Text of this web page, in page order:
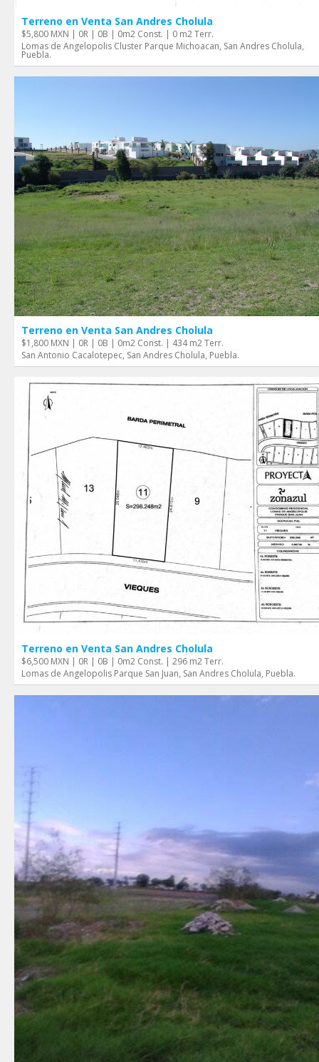
Terreno en Venta San Andres Cholula
$5,800 MXN | 0R | 0B | 0m2 Const. | 0 m2 Terr.
Lomas de Angelopolis Cluster Parque Michoacan, San Andres Cholula,
Puebla.
Terreno en Venta San Andres Cholula
$1,800 MXN | 0R | 0B | 0m2 Const. | 434 m2 Terr.
San Antonio Cacalotepec, San Andres Cholula, Puebla.
Terreno en Venta San Andres Cholula
$6,500 MXN | 0R | 0B | 0m2 Const. | 296 m2 Terr.
Lomas de Angelopolis Parque San Juan, San Andres Cholula, Puebla.